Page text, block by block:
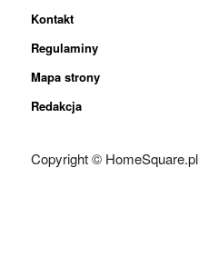
Kontakt
Regulaminy
Mapa strony
Redakcja
Copyright © HomeSquare.pl